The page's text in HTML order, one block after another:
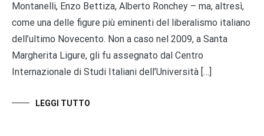
Montanelli, Enzo Bettiza, Alberto Ronchey – ma, altresì,
come una delle figure più eminenti del liberalismo italiano
dell’ultimo Novecento. Non a caso nel 2009, a Santa
Margherita Ligure, gli fu assegnato dal Centro
Internazionale di Studi Italiani dell’Università […]
LEGGI TUTTO